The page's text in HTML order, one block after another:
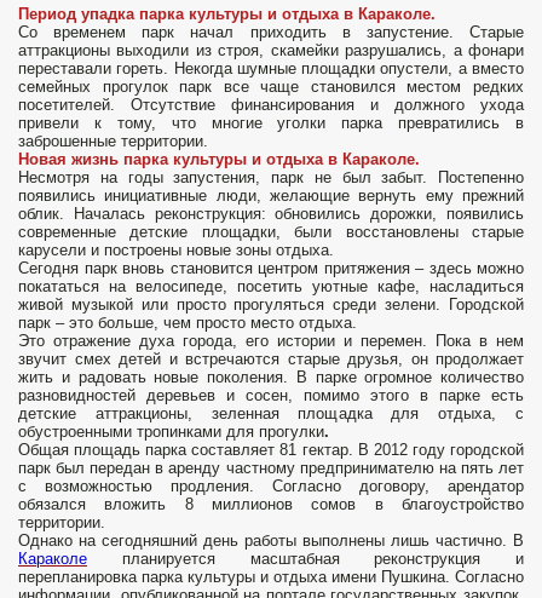
Период упадка парка культуры и отдыха в Караколе.
Со временем парк начал приходить в запустение. Старые
аттракционы выходили из строя, скамейки разрушались, а фонари
переставали гореть. Некогда шумные площадки опустели, а вместо
семейных прогулок парк все чаще становился местом редких
посетителей. Отсутствие финансирования и должного ухода
привели к тому, что многие уголки парка превратились в
заброшенные территории.
Новая жизнь парка культуры и отдыха в Караколе.
Несмотря на годы запустения, парк не был забыт. Постепенно
появились инициативные люди, желающие вернуть ему прежний
облик. Началась реконструкция: обновились дорожки, появились
современные детские площадки, были восстановлены старые
карусели и построены новые зоны отдыха.
Сегодня парк вновь становится центром притяжения – здесь можно
покататься на велосипеде, посетить уютные кафе, насладиться
живой музыкой или просто прогуляться среди зелени. Городской
парк – это больше, чем просто место отдыха.
Это отражение духа города, его истории и перемен. Пока в нем
звучит смех детей и встречаются старые друзья, он продолжает
жить и радовать новые поколения. В парке огромное количество
разновидностей деревьев и сосен, помимо этого в парке есть
детские аттракционы, зеленная площадка для отдыха, с
обустроенными тропинками для прогулки.
Общая площадь парка составляет 81 гектар. В 2012 году городской
парк был передан в аренду частному предпринимателю на пять лет
с возможностью продления. Согласно договору, арендатор
обязался вложить 8 миллионов сомов в благоустройство
территории.
Однако на сегодняшний день работы выполнены лишь частично. В
Караколе планируется масштабная реконструкция и
перепланировка парка культуры и отдыха имени Пушкина. Согласно